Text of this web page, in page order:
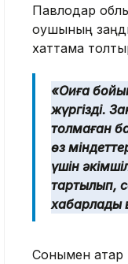
Павлодар
оқушының
хаттама
«Оқиға
жүргізді.
толмаған
өз
үшін
тартылып,
хабарлады
Сонымен